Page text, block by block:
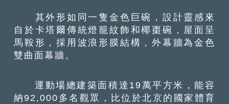
其外形如同一隻金色巨碗，設計靈感來
自於卡塔爾傳統燈籠紋飾和椰棗碗，屋面呈
馬鞍形，採用波浪形膜結構，外幕牆為金色
雙曲面幕牆。
運動場總建築面積達19萬平方米，能容
納92,000多名觀眾，比位於北京的國家體育